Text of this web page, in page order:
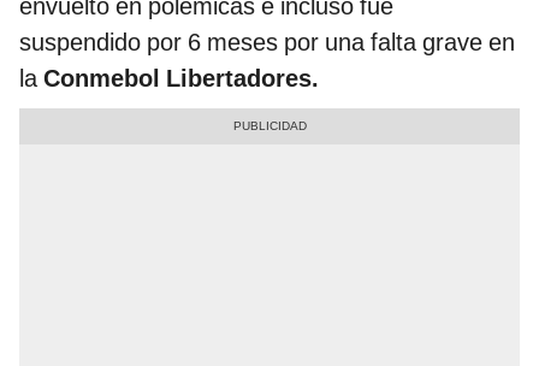
envuelto en polémicas e incluso fue
suspendido por 6 meses por una falta grave en
laConmebol Libertadores.